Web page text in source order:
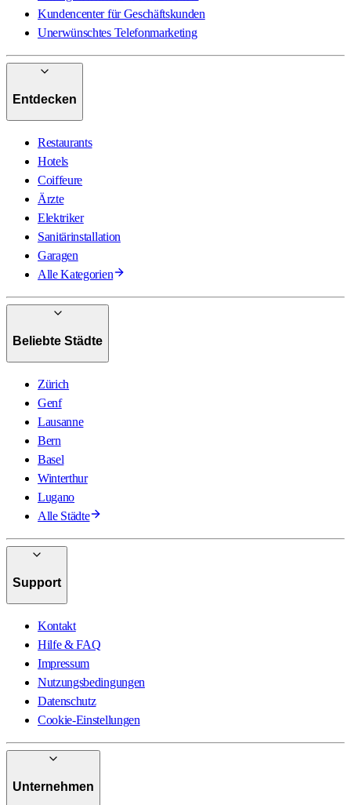
Kundencenter für Geschäftskunden
Unerwünschtes Telefonmarketing
Entdecken
Restaurants
Hotels
Coiffeure
Ärzte
Elektriker
Sanitärinstallation
Garagen
Alle Kategorien
Beliebte Städte
Zürich
Genf
Lausanne
Bern
Basel
Winterthur
Lugano
Alle Städte
Support
Kontakt
Hilfe & FAQ
Impressum
Nutzungsbedingungen
Datenschutz
Cookie-Einstellungen
Unternehmen